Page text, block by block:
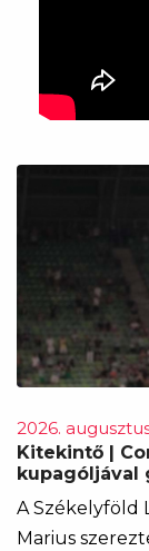
2026.
Kitekintő |
kupagóljával
A Székelyföld
Marius